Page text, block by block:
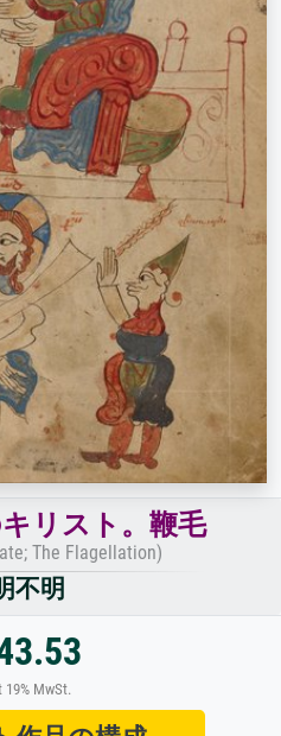
リスト。鞭毛
The Flagellation)
不明
19% MwSt.